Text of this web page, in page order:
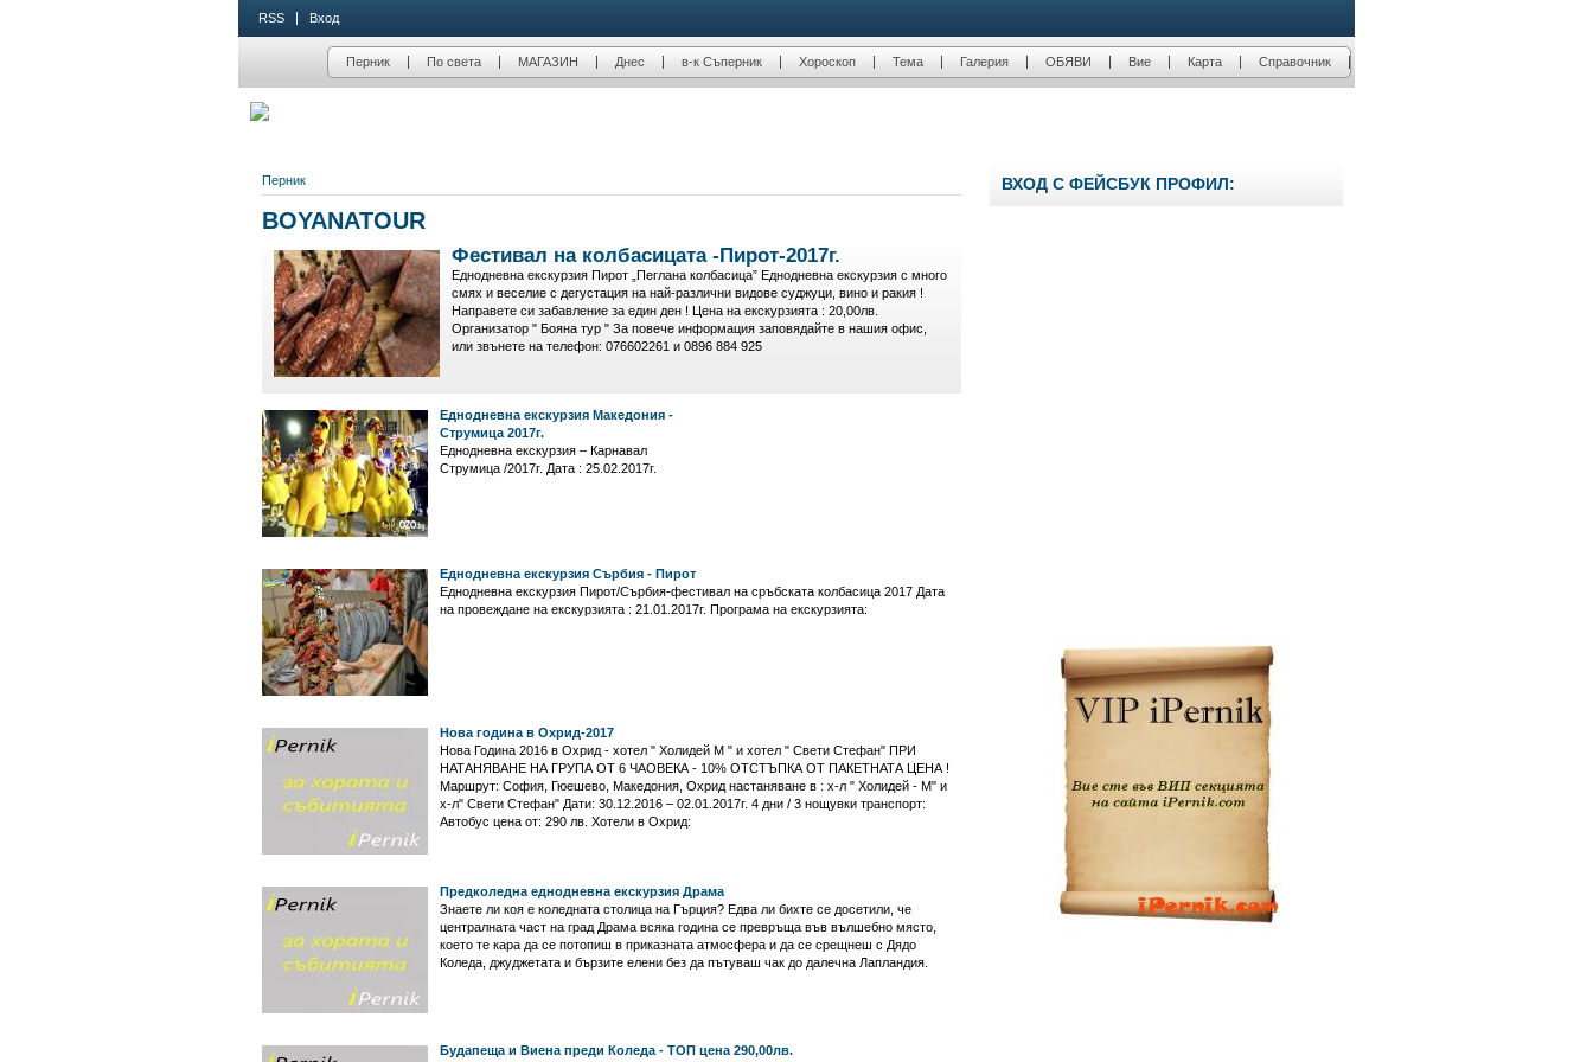
RSS Вход
Перник По света МАГАЗИН Днес в-к Съперник Хороскоп Тема Галерия ОБЯВИ Вие Карта Справочник
Перник
BOYANATOUR
Фестивал на колбасицата -Пирот-2017г.
Еднодневна екскурзия Пирот „Пеглана колбасица” Еднодневна екскурзия с много
смях и веселие с дегустация на най-различни видове суджуци, вино и ракия !
Направете си забавление за един ден ! Цена на екскурзията : 20,00лв.
Организатор " Бояна тур " За повече информация заповядайте в нашия офис,
или звънете на телефон: 076602261 и 0896 884 925
Еднодневна екскурзия Македония -
Струмица 2017г.
Еднодневна екскурзия – Карнавал
Струмица /2017г. Дата : 25.02.2017г.
Еднодневна екскурзия Сърбия - Пирот
Еднодневна екскурзия Пирот/Сърбия-фестивал на сръбската колбасица 2017 Дата
на провеждане на екскурзията : 21.01.2017г. Програма на екскурзията:
Нова година в Охрид-2017
Нова Година 2016 в Охрид - хотел " Холидей М " и хотел " Свети Стефан" ПРИ
НАТАНЯВАНЕ НА ГРУПА ОТ 6 ЧАОВЕКА - 10% ОТСТЪПКА ОТ ПАКЕТНАТА ЦЕНА !
Маршрут: София, Гюешево, Македония, Охрид настаняване в : х-л " Холидей - М" и
х-л" Свети Стефан" Дати: 30.12.2016 – 02.01.2017г. 4 дни / 3 нощувки транспорт:
Автобус цена от: 290 лв. Хотели в Охрид:
Предколедна еднодневна екскурзия Драма
Знаете ли коя е коледната столица на Гърция? Едва ли бихте се досетили, че
централната част на град Драма всяка година се превръща във вълшебно място,
което те кара да се потопиш в приказната атмосфера и да се срещнеш с Дядо
Коледа, джуджетата и бързите елени без да пътуваш чак до далечна Лапландия.
Будапеща и Виена преди Коледа - ТОП цена 290,00лв.
ВХОД С ФЕЙСБУК ПРОФИЛ: